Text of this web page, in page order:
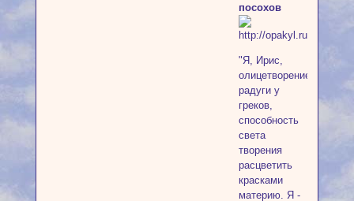
посохов
"Я, Ирис,
олицетворение
радуги у
греков,
способность
света
творения
расцветить
красками
материю. Я -